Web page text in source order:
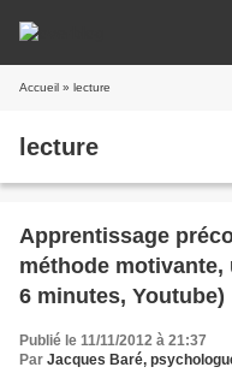
Accueil » lecture
lecture
Apprentissage
méthode motivante,
6 minutes, Youtube)
Publié le 11/11/2012 à 21:37
Par Jacques Baré,